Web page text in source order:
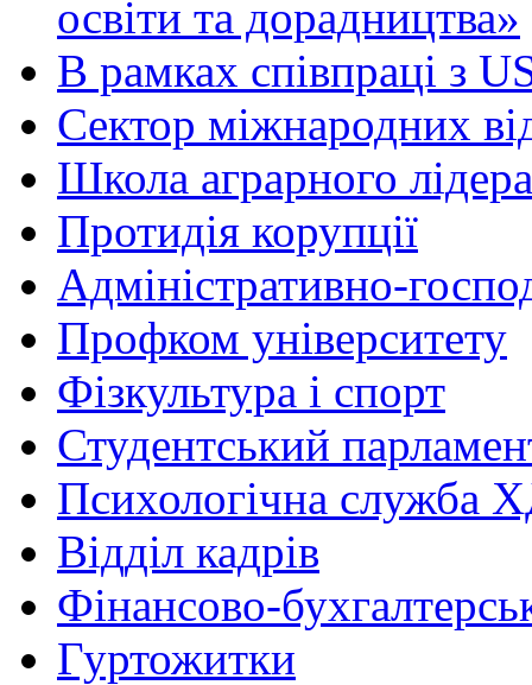
освіти та дорадництва»
В рамках співпраці з
Сектор міжнародних
Школа аграрного лідера
Протидія корупції
Адміністративно-
Профком університету
Фізкультура і спорт
Студентський
Психологічна служба
Відділ кадрів
Фінансово-
Гуртожитки